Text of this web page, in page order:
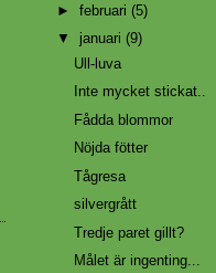
► februari (5)
▼ januari (9)
Ull-luva
Inte mycket stickat..
Fådda blommor
Nöjda fötter
Tågresa
silvergrått
Tredje paret gillt?
Målet är ingenting...